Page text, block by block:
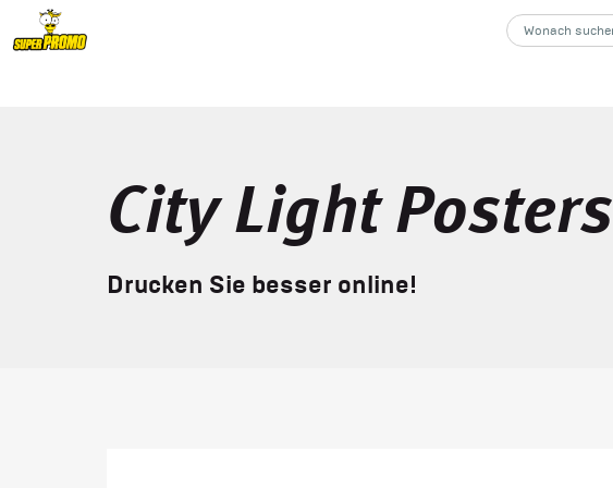
City Light Posters
Drucken Sie besser online!